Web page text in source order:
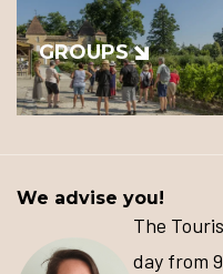
GROUPS
We advise you!
The
day from